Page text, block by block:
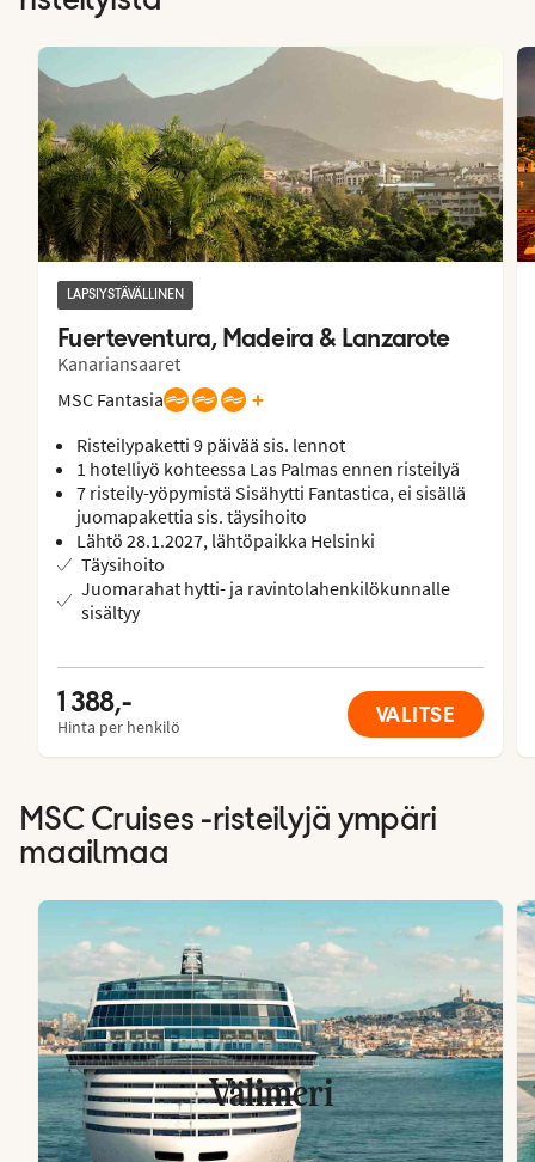
LAPSIYSTÄVÄLLINEN
Fuerteventura, Madeira & Lanzarote
Kanariansaaret
MSC Fantasia
+
Risteilypaketti 9 päivää sis. lennot
1 hotelliyö kohteessa Las Palmas ennen risteilyä
7 risteily-yöpymistä Sisähytti Fantastica, ei sisällä
juomapakettia sis. täysihoito
Lähtö 28.1.2027, lähtöpaikka Helsinki
Täysihoito
Juomarahat hytti- ja ravintolahenkilökunnalle
sisältyy
1 388,-
Hinta per henkilö VALITSE
MSC Cruises -risteilyjä ympäri
maailmaa
Välimeri